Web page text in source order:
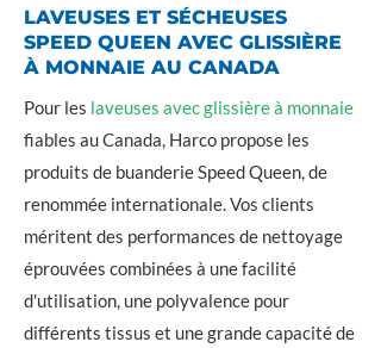
LAVEUSES ET SÉCHEUSES
SPEED QUEEN AVEC GLISSIÈRE
À MONNAIE AU CANADA
Pour les laveuses avec glissière à monnaie
fiables au Canada, Harco propose les
produits de buanderie Speed ​​Queen, de
renommée internationale. Vos clients
méritent des performances de nettoyage
éprouvées combinées à une facilité
d'utilisation, une polyvalence pour
différents tissus et une grande capacité de